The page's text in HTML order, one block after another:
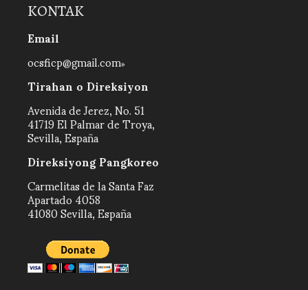
KONTAK
Email
ocsficp@gmail.com
Tirahan o Direksiyon
Avenida de Jerez, No. 51
41719 El Palmar de Troya,
Sevilla, España
Direksiyong Pangkoreo
Carmelitas de la Santa Faz
Apartado 4058
41080 Sevilla, España